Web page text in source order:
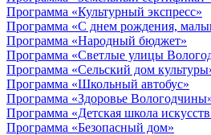
Программа «Культурный экспресс»
Программа «С днем рождения,
Программа «Народный бюджет»
Программа «Светлые улицы
Программа «Сельский дом
Программа «Школьный автобус»
Программа «Здоровье
Программа «Детская школа
Программа «Безопасный дом»